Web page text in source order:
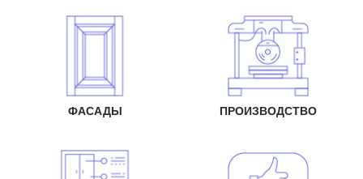
ФАСАДЫ ПРОИЗВОДСТВО